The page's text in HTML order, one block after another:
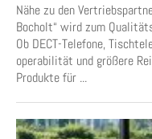
Nähe zu den
Bocholt“ wird zum
Ob DECT-Telefone,
operabilität und größere
Produkte für ...